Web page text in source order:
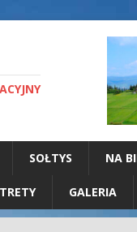
SOŁTYS NA
GALERIA